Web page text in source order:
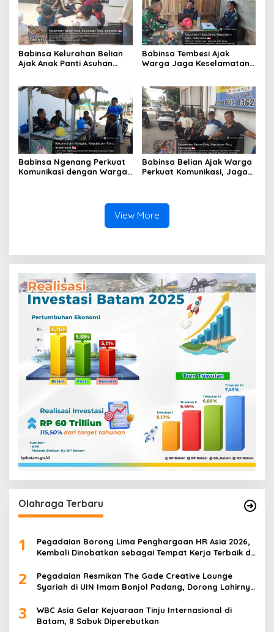
Babinsa Kelurahan Belian
Ajak Anak Panti Asuhan
Jauhi Pergaulan Negatif
Babinsa Tembesi Ajak
Warga Jaga Keselamatan
Babinsa Ngenang Perkuat
Komunikasi dengan Warga,
Babinsa Belian Ajak Warga
Perkuat Komunikasi, Jaga
View More
Olahraga Terbaru
1
Pegadaian Borong Lima Penghargaan HR Asia 2026,
Kembali Dinobatkan sebagai Tempat Kerja Terbaik di
2
Pegadaian Resmikan The Gade Creative Lounge
Syariah di UIN Imam Bonjol Padang, Dorong Lahirnya
3
WBC Asia Gelar Kejuaraan Tinju Internasional di
Batam, 8 Sabuk Diperebutkan